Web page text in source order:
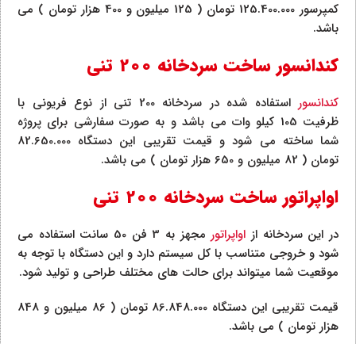
کمپرسور 125.400.000 تومان ( 125 میلیون و 400 هزار تومان ) می
باشد.
کندانسور ساخت سردخانه 200 تنی
کندانسور
استفاده شده در سردخانه 200 تنی از نوع فریونی با
ظرفیت 105 کیلو وات می باشد و به صورت سفارشی برای پروژه
شما ساخته می شود و قیمت تقریبی این دستگاه 82.650.000
تومان ( 82 میلیون و 650 هزار تومان ) می باشد.
اواپراتور ساخت سردخانه 200 تنی
در این سردخانه از اواپراتور
مجهز به 3 فن 50 سانت استفاده می
شود و خروجی متناسب با کل سیستم دارد و این دستگاه با توجه به
موقعیت شما میتواند برای حالت های مختلف طراحی و تولید شود.
قیمت تقریبی این دستگاه 86.848.000 تومان ( 86 میلیون و 848
هزار تومان ) می باشد.